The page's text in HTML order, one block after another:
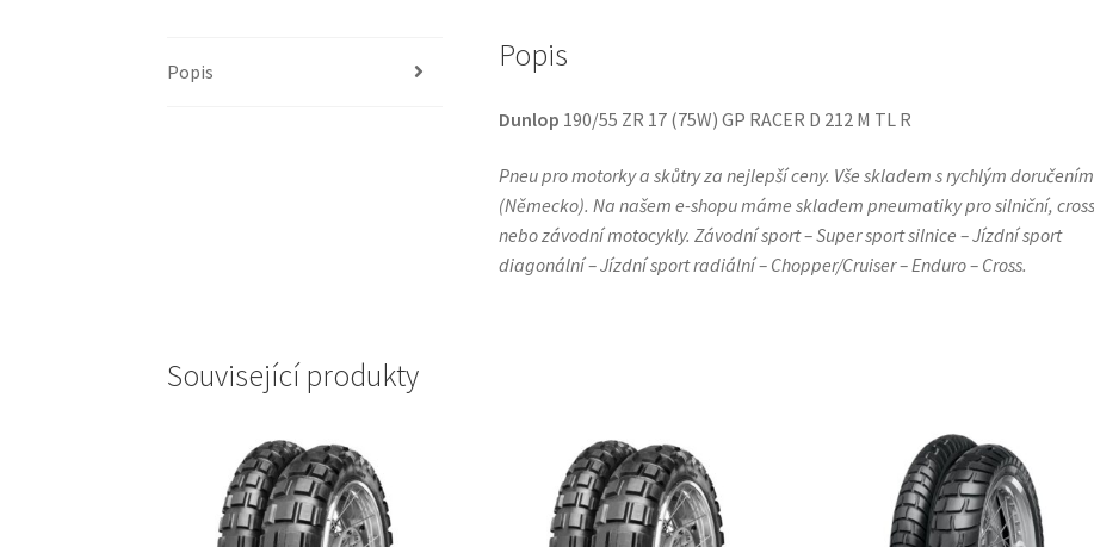
množství
Popis Popis
Dunlop 190/55 ZR 17 (75W) GP RACER D 212 M TL R
Pneu pro motorky a skůtry za nejlepší ceny. Vše skladem s rychlým doručením
(Německo). Na našem e-shopu máme skladem pneumatiky pro silniční, cross
nebo závodní motocykly. Závodní sport – Super sport silnice – Jízdní sport
diagonální – Jízdní sport radiální – Chopper/Cruiser – Enduro – Cross.
Související produkty